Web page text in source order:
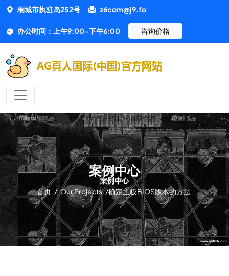
桐城市执驻岛252号 z6com@j9.fo
办公时间：上午9:00-下午6:00 咨询价格
案例中心
首页 / Our Projects /确定主板BIOS版本的方法